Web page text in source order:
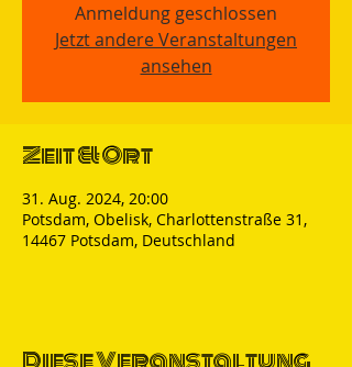
Anmeldung geschlossen
Jetzt andere Veranstaltungen
ansehen
Zeit & Ort
31. Aug. 2024, 20:00
Potsdam, Obelisk, Charlottenstraße 31,
14467 Potsdam, Deutschland